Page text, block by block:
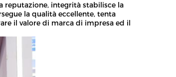
reputazione, integrità stabilisce la
la qualità eccellente, tenta
il valore di marca di impresa ed il